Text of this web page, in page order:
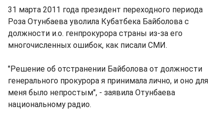
31 марта 2011 года президент переходного периода
Роза Отунбаева уволила Кубатбека Байболова с
должности и.о. генпрокурора страны из-за его
многочисленных ошибок, как писали СМИ.
"Решение об отстранении Байболова от должности
генерального прокурора я принимала лично, и оно для
меня было непростым", - заявила Отунбаева
национальному радио.